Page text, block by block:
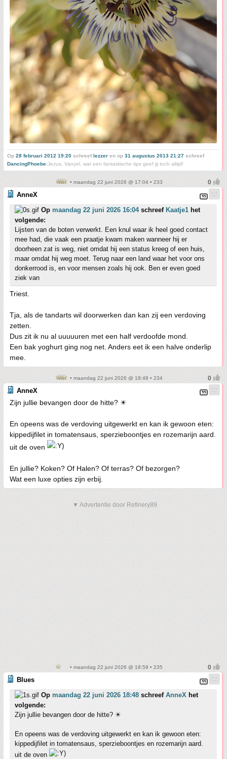
Op 28 februari 2012 19:20 schreeflezzer en op 31 augustus 2013 21:27 schreef
DancingPhoebe:Jezus, Vanyel, wat een fantastische tips geef jij toch altijd!
• maandag 22 juni 2026 @ 17:04 • 233
AnneX
Op maandag 22 juni 2026 16:04schreef Kaatje1 het
volgende:
Lijsten van de boten verwerkt. Een knul waar ik heel goed contact
mee had, die vaak een praatje kwam maken wanneer hij er
doorheen zat is weg, niet omdat hij een status kreeg of een huis,
maar omdat hij weg moet. Terug naar een land waar het voor ons
donkerrood is, en voor mensen zoals hij ook. Ben er even goed
ziek van
Triest.
Tja, als de tandarts wil doorwerken dan kan zij een verdoving
zetten.
Dus zit ik nu al uuuuuren met een half verdoofde mond.
Een bak yoghurt ging nog net. Anders eet ik een halve onderlip
mee.
• maandag 22 juni 2026 @ 18:48 • 234
AnneX
Zijn jullie bevangen door de hitte? ☀
En opeens was de verdoving uitgewerkt en kan ik gewoon eten:
kippedijfilet in tomatensaus, sperzieboontjes en rozemarijn aard.
uit de oven
En jullie? Koken? Of Halen? Of terras? Of bezorgen?
Wat een luxe opties zijn erbij.
▼ Advertentie door Refinery89
• maandag 22 juni 2026 @ 18:59 • 235
Blues
Op maandag 22 juni 2026 18:48 schreef AnneX het
volgende:
Zijn jullie bevangen door de hitte? ☀
En opeens was de verdoving uitgewerkt en kan ik gewoon eten:
kippedijfilet in tomatensaus, sperzieboontjes en rozemarijn aard.
uit de oven